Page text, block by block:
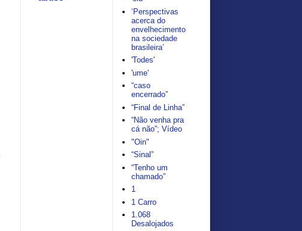
‘Perspectivas
acerca do
envelhecimento
na sociedade
brasileira’
'Todes'
'ume'
“caso
encerrado”
“Final de Linha”
“Não venha pra
cá não”; Vídeo
"Oin"
“Sinal”
“Tenho um
chamado”
1
1 Carro
1.068
Desalojados